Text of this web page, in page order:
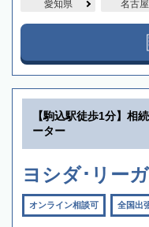
愛知県 名古
【駒込駅徒歩1分】相
ーター
ヨシダ･リー
オンライン相談可 全国出